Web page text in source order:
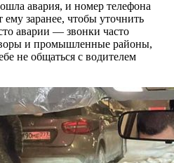
авария, и номер телефона
заранее, чтобы уточнить
аварии — звонки часто
и промышленные районы,
не общаться с водителем